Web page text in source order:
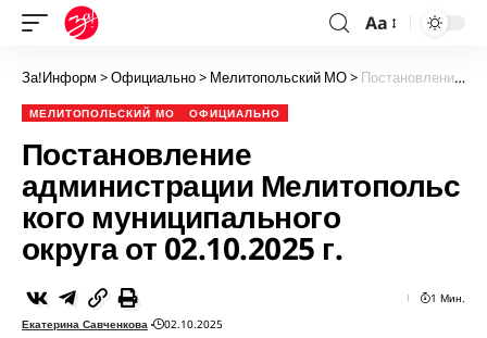
Aa
За!Информ >Официально> Мелитопольский МО> Постановление администрации Мелитопольского муниципального округа от 02.10.2025 г.
МЕЛИТОПОЛЬСКИЙ МО ОФИЦИАЛЬНО
Постановление
администрации Мелитопольс
кого муниципального
округа от 02.10.2025 г.
Екатерина Савченкова 02.10.2025
1 Мин.